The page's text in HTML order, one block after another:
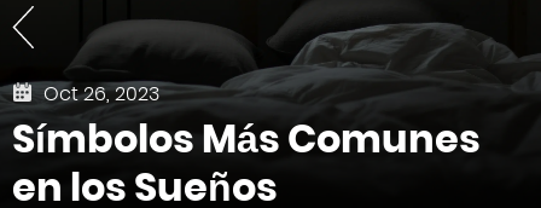
Oct 26, 2023
Símbolos Más Comunes
en los Sueños